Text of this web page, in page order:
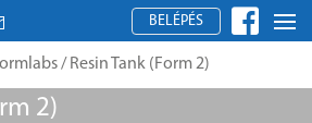
BELÉPÉS
/ Resin Tank (Form 2)
2)